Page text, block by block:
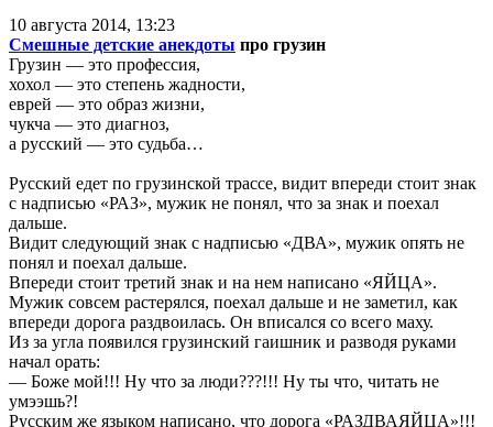
10 августа 2014, 13:23
Смешные детские анекдоты про грузин
Грузин — это профессия,
хохол — это степень жадности,
еврей — это образ жизни,
чукча — это диагноз,
а русский — это судьба…
Русский едет по грузинской трассе, видит впереди стоит знак
с надписью «РАЗ», мужик не понял, что за знак и поехал
дальше.
Видит следующий знак с надписью «ДВА», мужик опять не
понял и поехал дальше.
Впереди стоит третий знак и на нем написано «ЯЙЦА».
Мужик совсем растерялся, поехал дальше и не заметил, как
впереди дорога раздвоилась. Он вписался со всего маху.
Из за угла появился грузинский гаишник и разводя руками
начал орать:
— Боже мой!!! Ну что за люди???!!! Ну ты что, читать не
умээшь?!
Русским же языком написано, что дорога «РАЗДВАЯЙЦА»!!!